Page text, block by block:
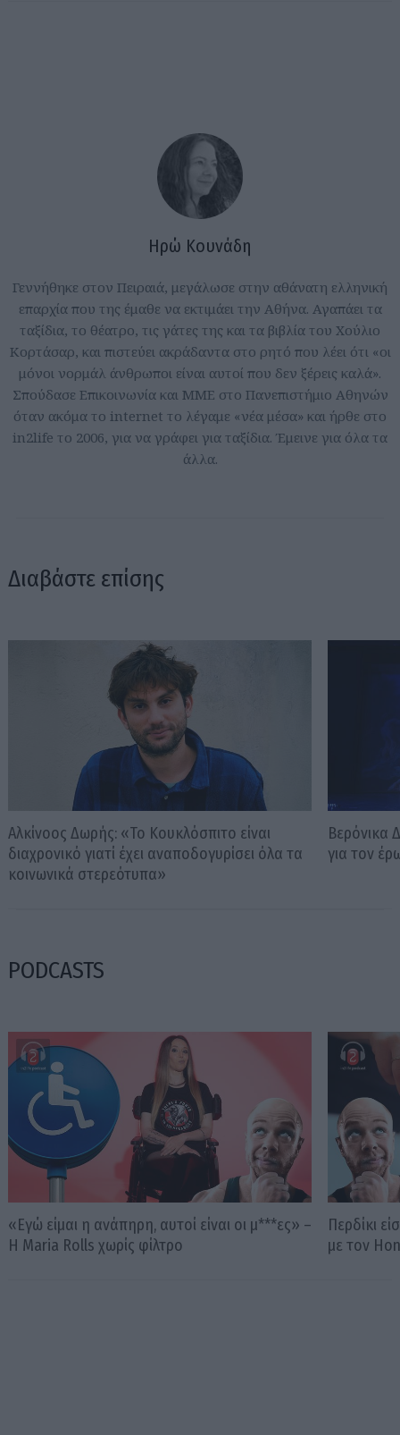
Ηρώ Κουνάδη
Γεννήθηκε στον Πειραιά, μεγάλωσε στην αθάνατη ελληνική
επαρχία που της έμαθε να εκτιμάει την Αθήνα. Αγαπάει τα
ταξίδια, το θέατρο, τις γάτες της και τα βιβλία του Χούλιο
Κορτάσαρ, και πιστεύει ακράδαντα στο ρητό που λέει ότι «οι
μόνοι νορμάλ άνθρωποι είναι αυτοί που δεν ξέρεις καλά».
Σπούδασε Επικοινωνία και ΜΜΕ στο Πανεπιστήμιο Αθηνών
όταν ακόμα το internet το λέγαμε «νέα μέσα» και ήρθε στο
in2life το 2006, για να γράφει για ταξίδια. Έμεινε για όλα τα
άλλα.
Διαβάστε επίσης
Αλκίνοος Δωρής: «Το Κουκλόσπιτο είναι
διαχρονικό γιατί έχει αναποδογυρίσει όλα τα
κοινωνικά στερεότυπα»
Βερόνικα
για τον
PODCASTS
«Εγώ είμαι η ανάπηρη, αυτοί είναι οι μ***ες» –
Η Maria Rolls χωρίς φίλτρο
Περδίκι
με τον